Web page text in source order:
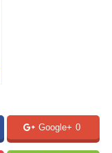
Google+ 0